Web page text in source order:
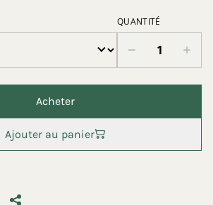
QUANTITÉ
Acheter
Ajouter au panier